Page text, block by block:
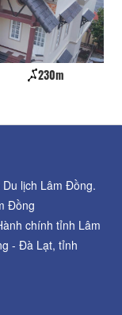
230m
lịch Lâm Đồng.
Đồng
chính tỉnh Lâm
- Đà Lạt, tỉnh